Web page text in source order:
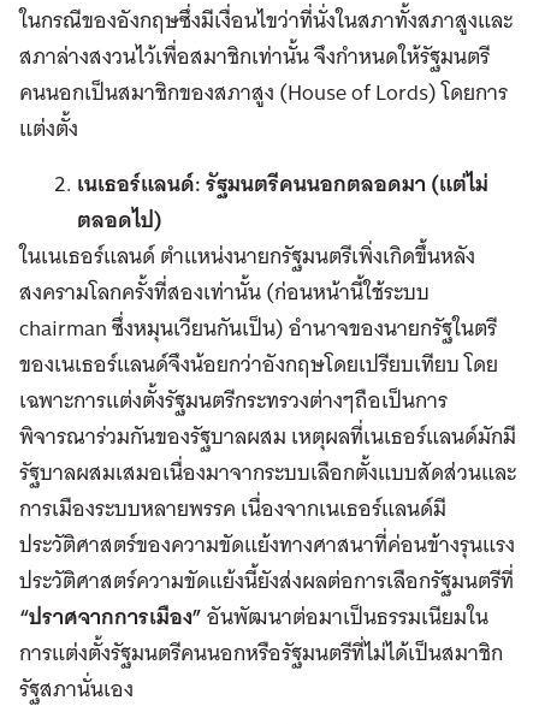
ในกรณีของอังกฤษซึ่งมีเงื่อนไขว่าที่นั่งในสภาทั้งสภาสูงและ
สภาล่างสงวนไว้เพื่อสมาชิกเท่านั้น จึงกำหนดให้รัฐมนตรี
คนนอกเป็นสมาชิกของสภาสูง (House of Lords) โดยการ
แต่งตั้ง
เนเธอร์แลนด์: รัฐมนตรีคนนอกตลอดมา (แต่ไม่
ตลอดไป)
ในเนเธอร์แลนด์ ตำแหน่งนายกรัฐมนตรีเพิ่งเกิดขึ้นหลัง
สงครามโลกครั้งที่สองเท่านั้น (ก่อนหน้านี้ใช้ระบบ
chairman ซึ่งหมุนเวียนกันเป็น) อำนาจของนายกรัฐในตรี
ของเนเธอร์แลนด์จึงน้อยกว่าอังกฤษโดยเปรียบเทียบ โดย
เฉพาะการแต่งตั้งรัฐมนตรีกระทรวงต่างๆถือเป็นการ
พิจารณาร่วมกันของรัฐบาลผสม เหตุผลที่เนเธอร์แลนด์มักมี
รัฐบาลผสมเสมอเนื่องมาจากระบบเลือกตั้งแบบสัดส่วนและ
การเมืองระบบหลายพรรค เนื่องจากเนเธอร์แลนด์มี
ประวัติศาสตร์ของความขัดแย้งทางศาสนาที่ค่อนข้างรุนแรง
ประวัติศาสตร์ความขัดแย้งนี้ยังส่งผลต่อการเลือกรัฐมนตรีที่
“ปราศจากการเมือง”อันพัฒนาต่อมาเป็นธรรมเนียมใน
การแต่งตั้งรัฐมนตรีคนนอกหรือรัฐมนตรีที่ไม่ได้เป็นสมาชิก
รัฐสภานั่นเอง